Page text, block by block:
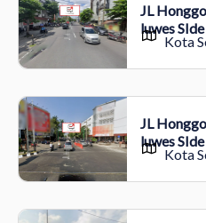
JL
luwes
Kota
JL
luwes
Kota